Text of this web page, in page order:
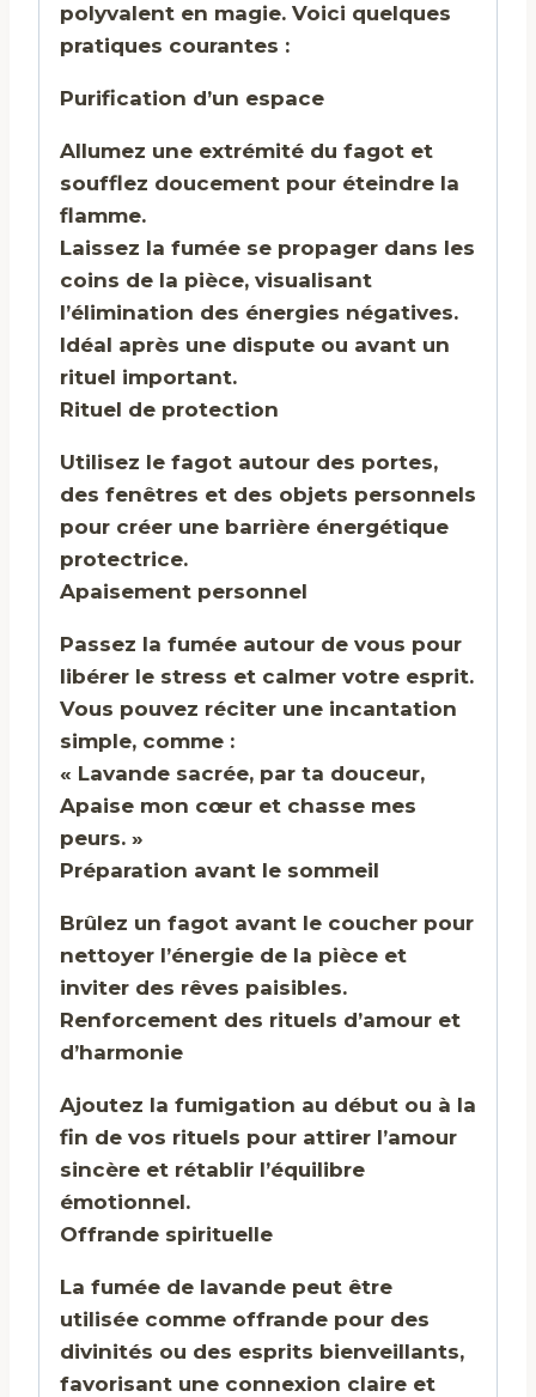
polyvalent en magie. Voici quelques
pratiques courantes :
Purification d’un espace
Allumez une extrémité du fagot et
soufflez doucement pour éteindre la
flamme.
Laissez la fumée se propager dans les
coins de la pièce, visualisant
l’élimination des énergies négatives.
Idéal après une dispute ou avant un
rituel important.
Rituel de protection
Utilisez le fagot autour des portes,
des fenêtres et des objets personnels
pour créer une barrière énergétique
protectrice.
Apaisement personnel
Passez la fumée autour de vous pour
libérer le stress et calmer votre esprit.
Vous pouvez réciter une incantation
simple, comme :
« Lavande sacrée, par ta douceur,
Apaise mon cœur et chasse mes
peurs. »
Préparation avant le sommeil
Brûlez un fagot avant le coucher pour
nettoyer l’énergie de la pièce et
inviter des rêves paisibles.
Renforcement des rituels d’amour et
d’harmonie
Ajoutez la fumigation au début ou à la
fin de vos rituels pour attirer l’amour
sincère et rétablir l’équilibre
émotionnel.
Offrande spirituelle
La fumée de lavande peut être
utilisée comme offrande pour des
divinités ou des esprits bienveillants,
favorisant une connexion claire et